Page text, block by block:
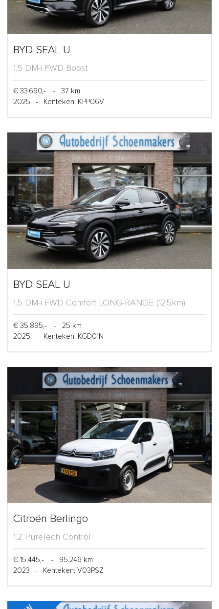
BYD SEAL U
1.5 DM-i FWD Boost
€ 33.690,- -
37 km
2025
- Kenteken: KPP06V
BYD SEAL U
1.5 DM-i FWD Comfort LONG-RANGE (125km)
€ 35.895,- -
25 km
2025
- Kenteken: KGD01N
Citroën Berlingo
1.2 PureTech Control
€ 15.445,- -
95.246 km
2023
- Kenteken: V03PSZ